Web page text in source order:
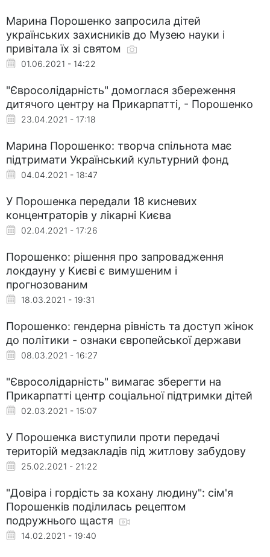
Марина Порошенко запросила дітей
українських захисників до Музею науки і
привітала їх зі святом
01.06.2021 - 14:22
"Євросолідарність" домоглася збереження
дитячого центру на Прикарпатті, - Порошенко
23.04.2021 - 17:18
Марина Порошенко: творча спільнота має
підтримати Український культурний фонд
04.04.2021 - 18:47
У Порошенка передали 18 кисневих
концентраторів у лікарні Києва
02.04.2021 - 17:26
Порошенко: рішення про запровадження
локдауну у Києві є вимушеним і
прогнозованим
18.03.2021 - 19:31
Порошенко: гендерна рівність та доступ жінок
до політики - ознаки європейської держави
08.03.2021 - 16:27
"Євросолідарність" вимагає зберегти на
Прикарпатті центр соціальної підтримки дітей
02.03.2021 - 15:07
У Порошенка виступили проти передачі
територій медзакладів під житлову забудову
25.02.2021 - 21:22
"Довіра і гордість за кохану людину": сім'я
Порошенків поділилась рецептом
подружнього щастя
14.02.2021 - 19:40